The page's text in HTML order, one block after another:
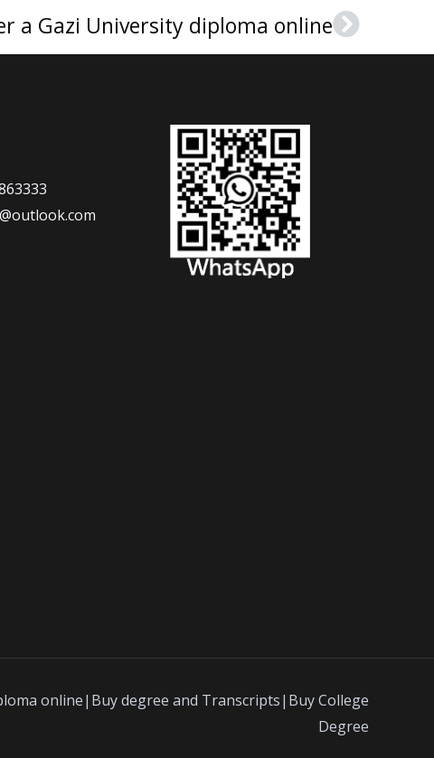
a Gazi University diploma onlineNext
online|Buy degree and Transcripts|Buy College
Degree